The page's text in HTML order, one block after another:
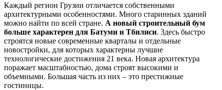
Каждый регион Грузии отличается собственными
архитектурными особенностями. Много старинных зданий
можно найти по всей стране. А новый строительный бум
больше характерен для Батуми и Тбилиси. Здесь быстро
строятся новые современные кварталы и отдельные
новостройки, для которых характерны лучшие
технологические достижения 21 века. Новая архитектура
поражает масштабностью, дома строят высокими и
объемными. Большая часть из них – это престижные
гостиницы.